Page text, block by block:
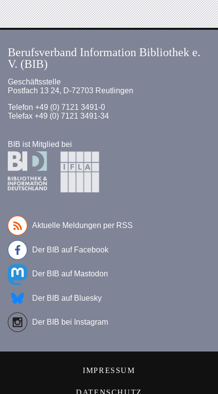
IMPRESSUM
DATENSCHUTZ
BIB ist Mitglied bei
Berufsverband Information Bibliothek e.
V. (BIB)
Geschäftsstelle
Postfach 13 24, D-72703 Reutlingen
Telefon +49 (0) 7121 3491-0
Telefax +49 (0) 7121 3491-34
Aktuelle Meldungen per RSS
Der BIB auf Facebook
Der BIB auf Mastodon
Der BIB auf Bluesky
Der BIB bei Instagram